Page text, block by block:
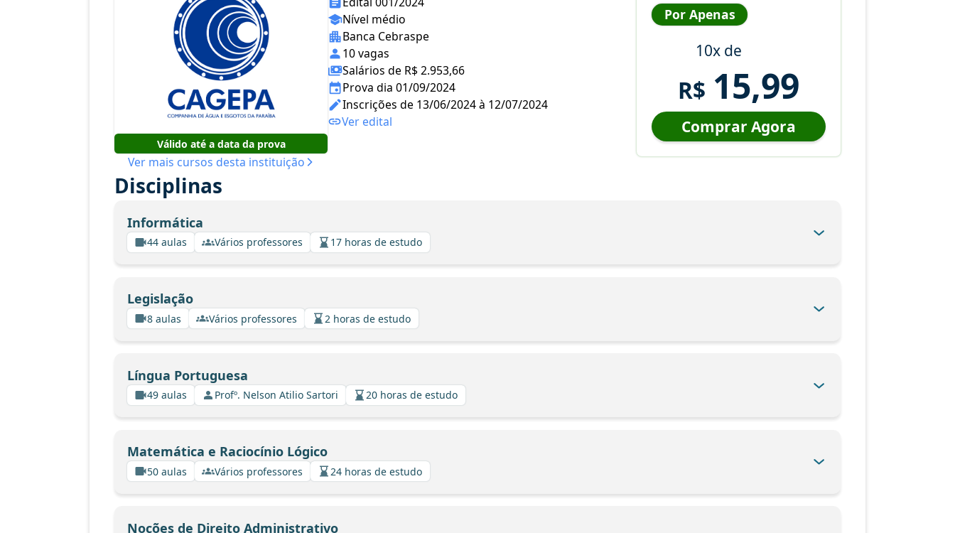
Válido até a data da prova
Ver mais cursos desta instituição
Nível médio
Banca Cebraspe
10 vagas
Salários de R$ 2.953,66
Prova dia 01/09/2024
Inscrições de 13/06/2024 à 12/07/2024
Ver edital
Por Apenas
10x de
R$ 15,99
Comprar Agora
Disciplinas
Informática
44 aulas Vários professores 17 horas de estudo
Legislação
8 aulas Vários professores 2 horas de estudo
Língua Portuguesa
49 aulas Profº. Nelson Atilio Sartori 20 horas de estudo
Matemática e Raciocínio Lógico
50 aulas Vários professores 24 horas de estudo
Noções de Direito Administrativo